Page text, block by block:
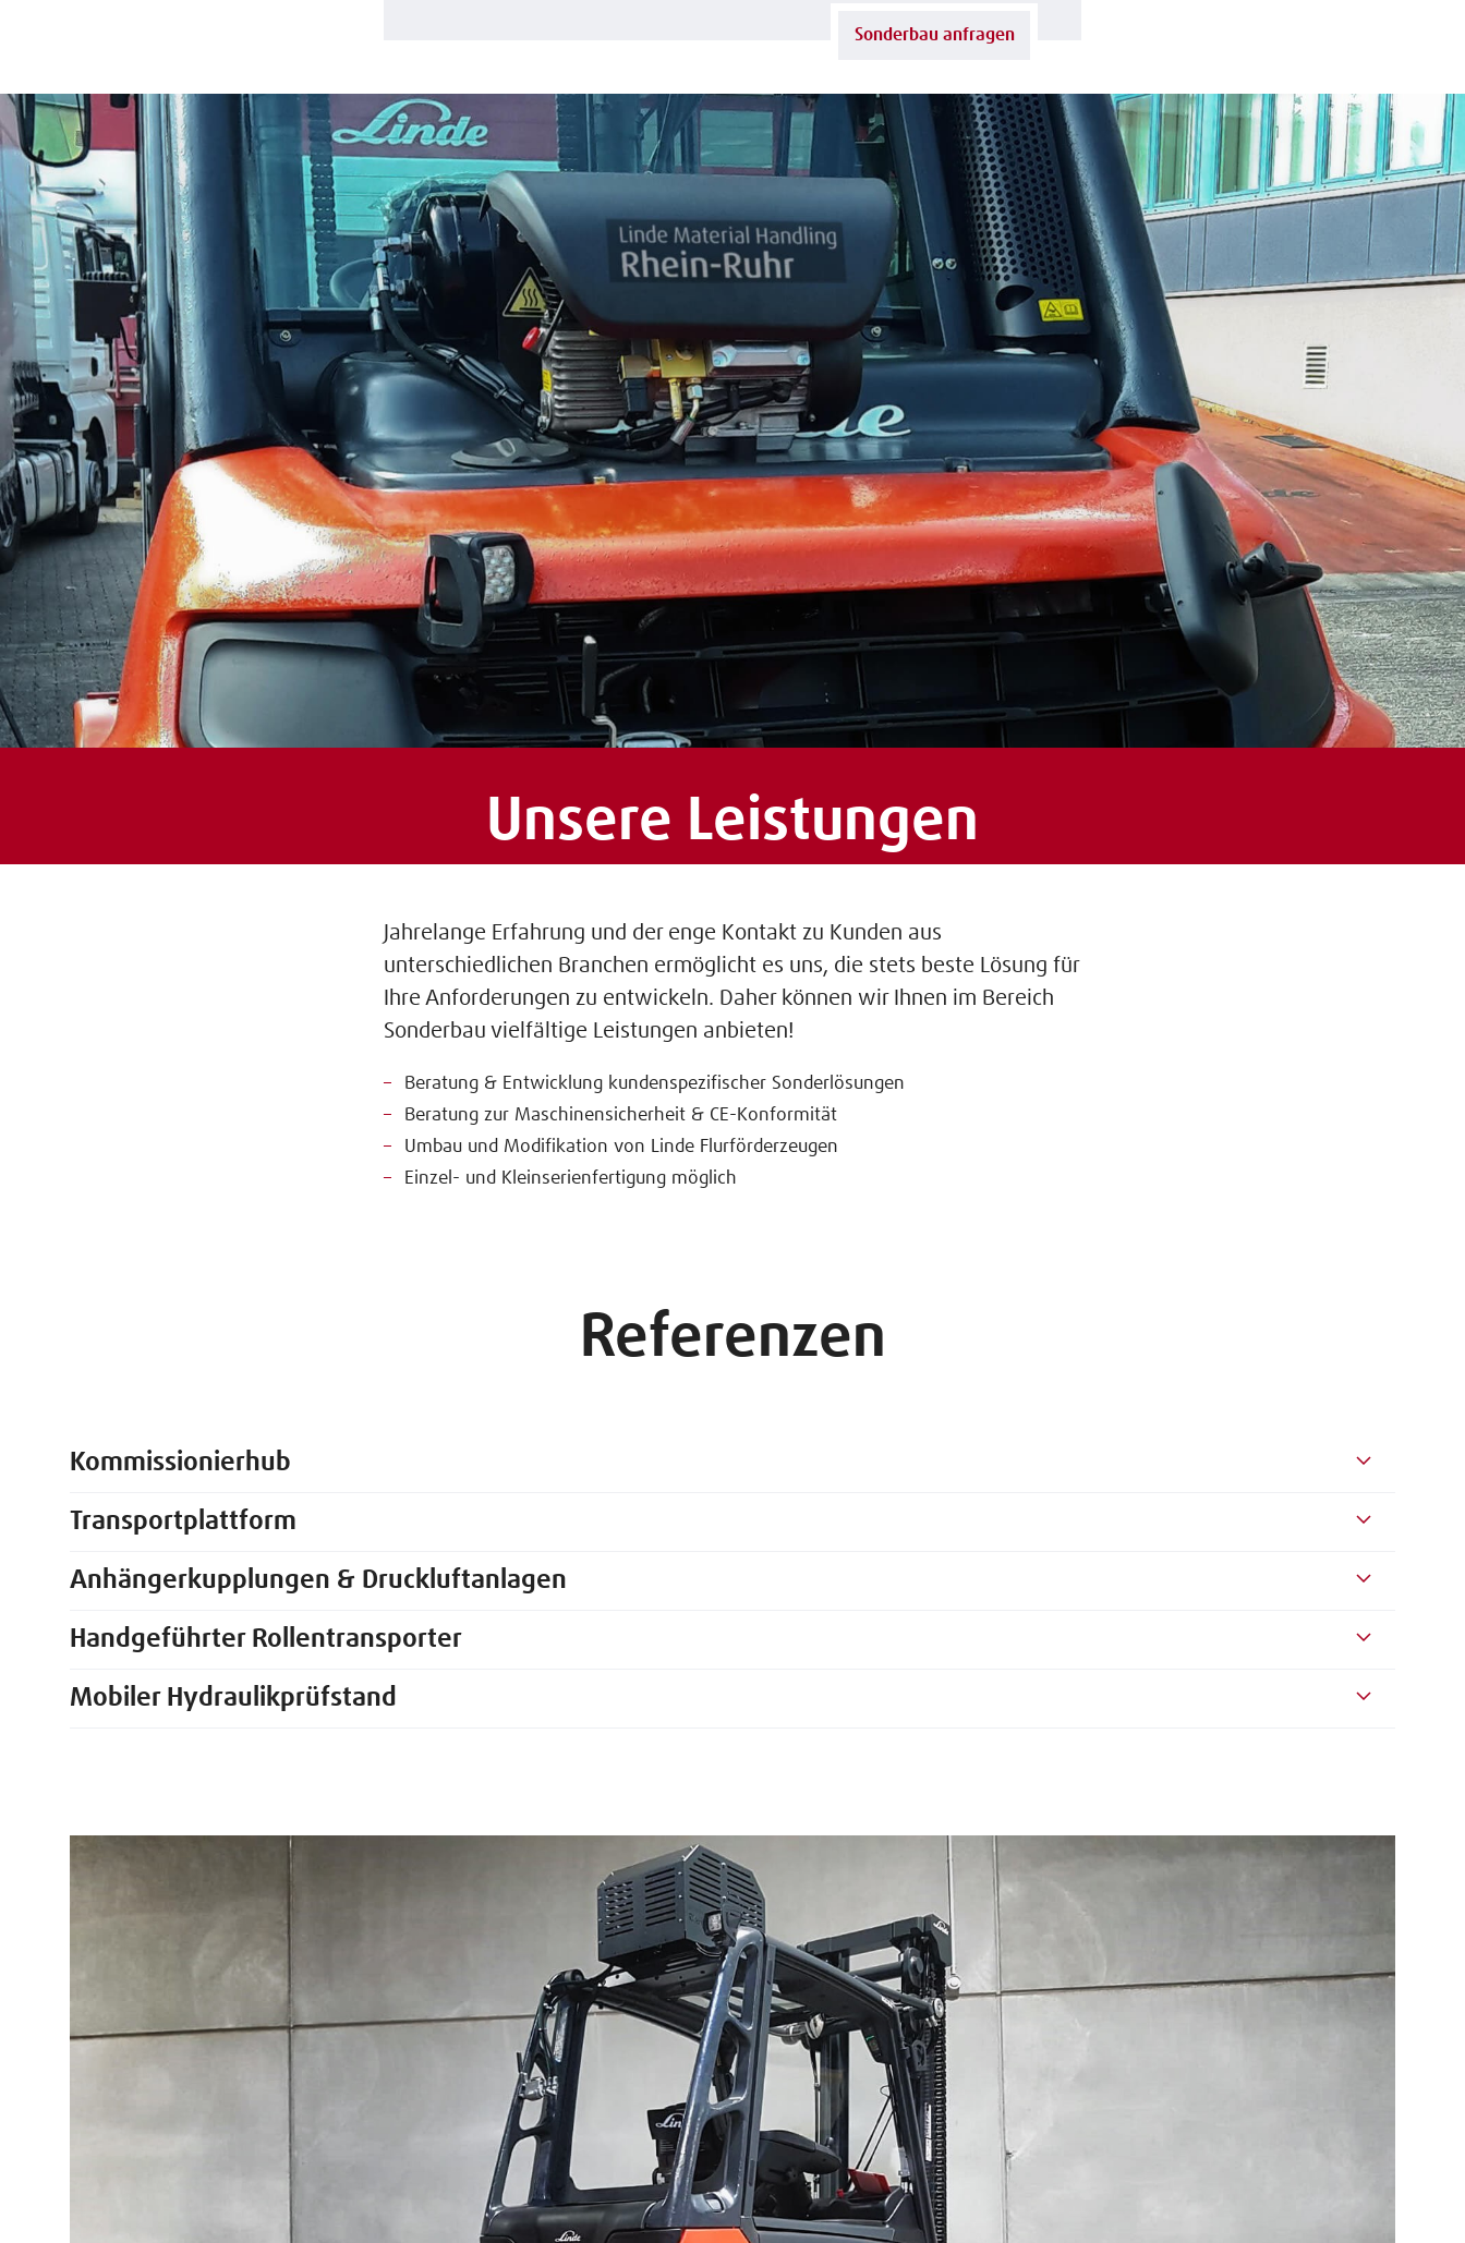
Sonderbau anfragen
Unsere Leistungen
Jahrelange Erfahrung und der enge Kontakt zu Kunden aus
unterschiedlichen Branchen ermöglicht es uns, die stets beste Lösung für
Ihre Anforderungen zu entwickeln. Daher können wir Ihnen im Bereich
Sonderbau vielfältige Leistungen anbieten!
Beratung & Entwicklung kundenspezifischer Sonderlösungen
Beratung zur Maschinensicherheit & CE-Konformität
Umbau und Modifikation von Linde Flurförderzeugen
Einzel- und Kleinserienfertigung möglich
Referenzen
Kommissionierhub
Transportplattform
Anhängerkupplungen & Druckluftanlagen
Handgeführter Rollentransporter
Mobiler Hydraulikprüfstand